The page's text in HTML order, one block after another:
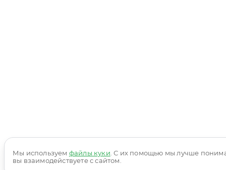
Мы используем файлы куки . С их помощью мы лучше
вы взаимодействуете с сайтом.